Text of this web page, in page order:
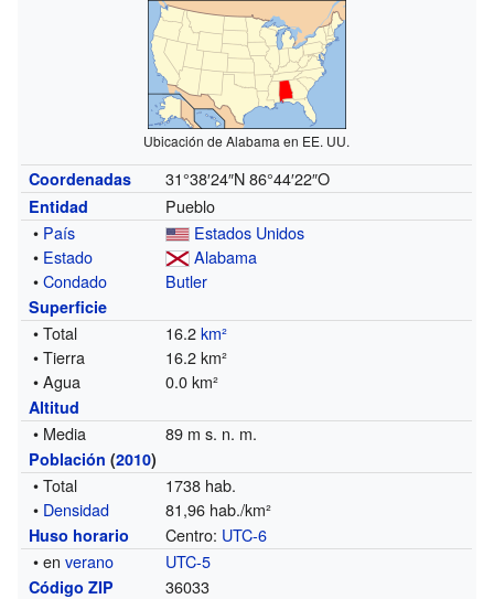
Ubicación de Alabama en EE. UU.
Coordenadas 31°38′24″N 86°44′22″O
Entidad
Pueblo
• País
Estados Unidos
• Estado
Alabama
•Condado Butler
Superficie
• Total 16.2km²
• Tierra
16.2 km²
• Agua
0.0 km²
Altitud
• Media 89 m s. n. m.
Población (2010)
• Total
1738 hab.
• Densidad 81,96 hab./km²
Huso horario Centro: UTC-6
• enverano UTC-5
Código ZIP 36033